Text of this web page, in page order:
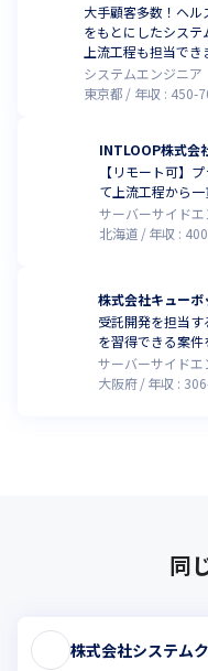
大手顧客多数！ヘ
をもとにしたシス
上流工程も担当でき
システムエンジニア
東京都
年収 : 450-
INTLOOP株式会
【リモート可】
て上流工程から
サーバーサイドエ
北海道
年収 : 400
株式会社キューボ
受託開発を担当
を習得できる案件
サーバーサイドエ
大阪府
年収 : 306
同
株式会社システム